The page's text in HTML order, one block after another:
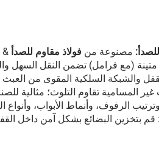
مصنوعة منفولاذ مقاوم للصدأ&
(مع فرامل) تضمن النقل السهل
للقفل والشبكة السلكية المقوى من
غير المسامية تقاوم التلوث؛ مثالية
وترتيب الرفوف، وأنماط الأبواب،
: قم بتخزين البضائع بشكل آمن داخل